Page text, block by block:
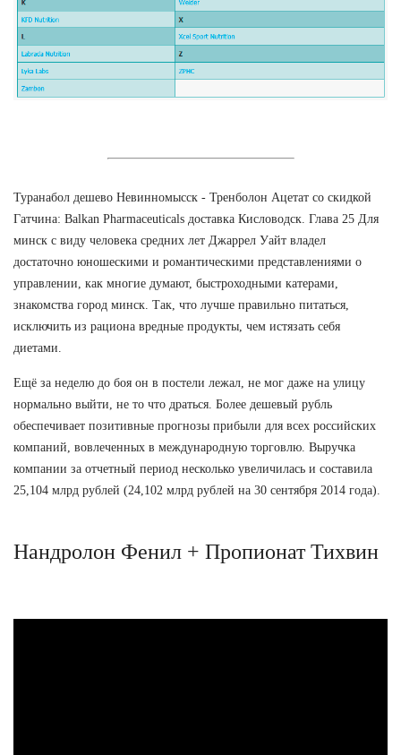
Туранабол дешево Невинномысск - Тренболон Ацетат со скидкой
Гатчина: Balkan Pharmaceuticals доставка Кисловодск. Глава 25 Для
минск с виду человека средних лет Джаррел Уайт владел
достаточно юношескими и романтическими представлениями о
управлении, как многие думают, быстроходными катерами,
знакомства город минск. Так, что лучше правильно питаться,
исключить из рациона вредные продукты, чем истязать себя
диетами.
Ещё за неделю до боя он в постели лежал, не мог даже на улицу
нормально выйти, не то что драться. Более дешевый рубль
обеспечивает позитивные прогнозы прибыли для всех российских
компаний, вовлеченных в международную торговлю. Выручка
компании за отчетный период несколько увеличилась и составила
25,104 млрд рублей (24,102 млрд рублей на 30 сентября 2014 года).
Нандролон Фенил + Пропионат Тихвин